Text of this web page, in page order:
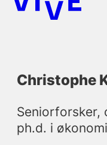
Christophe
Seniorforsker,
ph.d. i økonomi